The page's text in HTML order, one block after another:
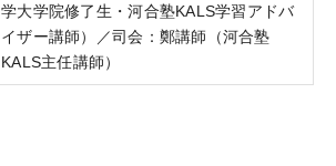
学大学院修了生・河合塾KALS学習アドバ
イザー講師）／司会：鄭講師（河合塾
KALS主任講師）